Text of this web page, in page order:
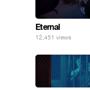
Eternal
12,451 views